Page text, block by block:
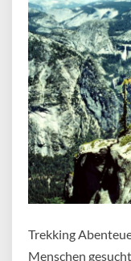
Trekking
Menschen